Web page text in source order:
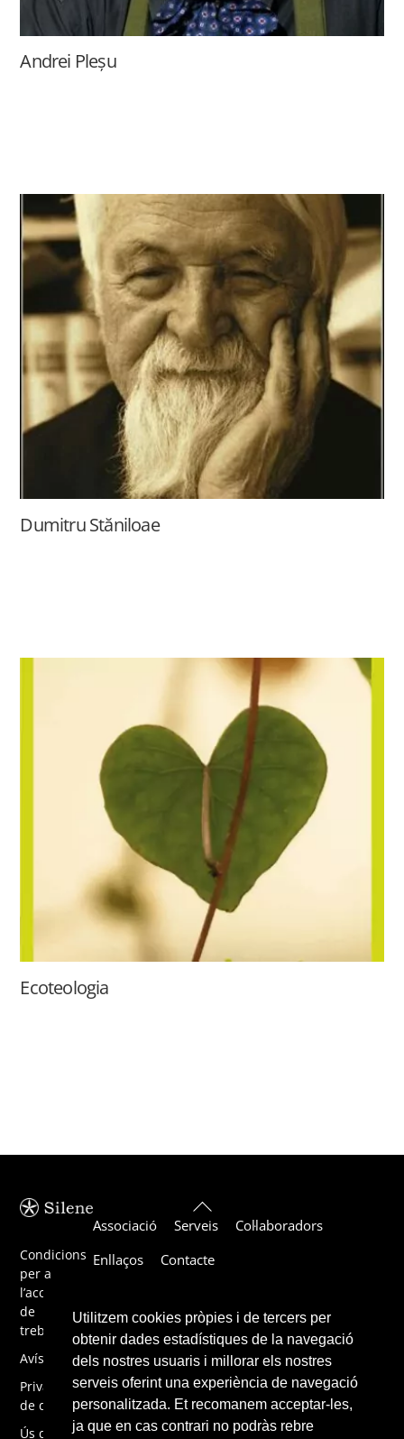
Utilitzem cookies pròpies i de tercers per
obtenir dades estadístiques de la navegació
dels nostres usuaris i millorar els nostres
serveis oferint una experiència de navegació
personalitzada. Et recomanem acceptar-les,
ja que en cas contrari no podràs rebre
Andrei Pleșu
Dumitru Stăniloae
Ecoteologia
Back
To
Top
Condicions
per a
l’acceptació
de
treballs
Avís legal
Privacitat
de dades
Ús de
Associació Serveis
Col·laboradors
Enllaços
Contacte